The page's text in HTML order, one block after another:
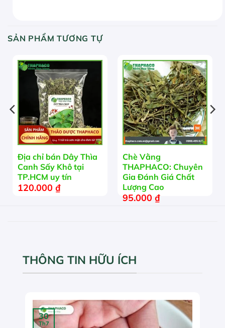
SẢN PHẨM TƯƠNG TỰ
Địa chỉ bán Dây Thìa
Canh Sấy Khô tại
TP.HCM uy tín
120.000 ₫
Chè Vằng
THAPHACO: Chuyên
Gia Đánh Giá Chất
Lượng Cao
95.000 ₫
THÔNG TIN HỮU ÍCH
30
Th7